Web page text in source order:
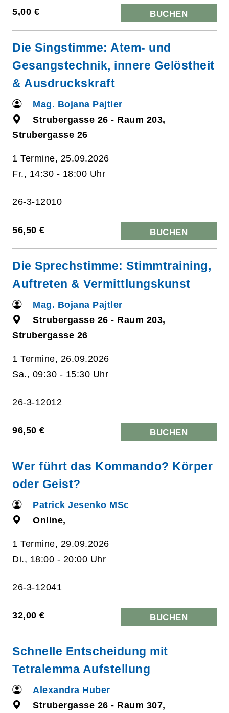
5,00 € BUCHEN
Die Singstimme: Atem- und
Gesangstechnik, innere Gelöstheit
& Ausdruckskraft
Mag. Bojana Pajtler
Strubergasse 26 - Raum 203,
Strubergasse 26
1 Termine, 25.09.2026
Fr., 14:30 - 18:00 Uhr
26-3-12010
56,50 € BUCHEN
Die Sprechstimme: Stimmtraining,
Auftreten & Vermittlungskunst
Mag. Bojana Pajtler
Strubergasse 26 - Raum 203,
Strubergasse 26
1 Termine, 26.09.2026
Sa., 09:30 - 15:30 Uhr
26-3-12012
96,50 € BUCHEN
Wer führt das Kommando? Körper
oder Geist?
Patrick Jesenko MSc
Online,
1 Termine, 29.09.2026
Di., 18:00 - 20:00 Uhr
26-3-12041
32,00 € BUCHEN
Schnelle Entscheidung mit
Tetralemma Aufstellung
Alexandra Huber
Strubergasse 26 - Raum 307,